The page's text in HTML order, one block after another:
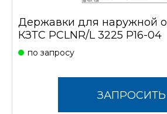
Державки для наружной
КЗТС PCLNR/L 3225 P16-04
по запросу
ЗАПРОСИТЬ